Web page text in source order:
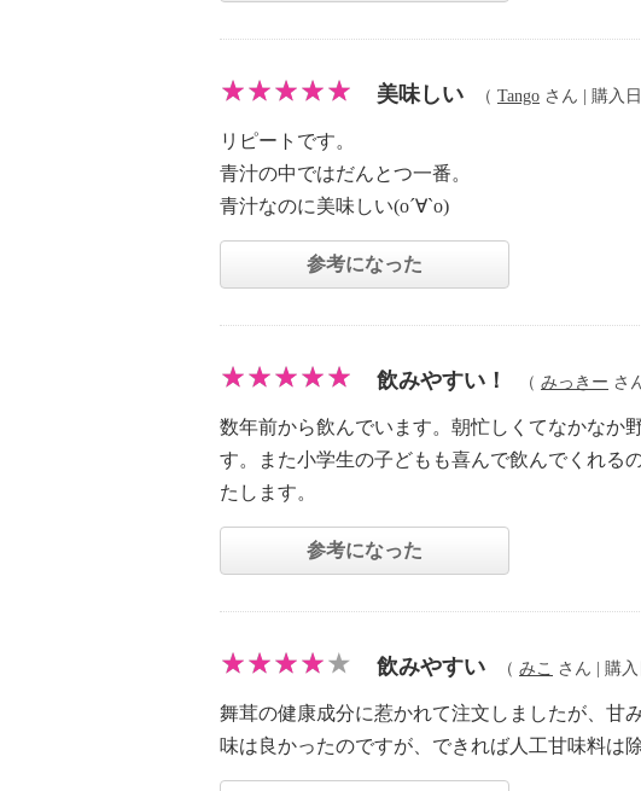
美味しい （ Tango さん | 購入
リピートです。
青汁の中ではだんとつ一番。
青汁なのに美味しい(о´∀`о)
参考になった
飲みやすい！ （ みっきー さ
数年前から飲んでいます。朝忙しくてなかなか
す。また小学生の子どもも喜んで飲んでくれる
たします。
参考になった
飲みやすい （ みこ さん | 購入
舞茸の健康成分に惹かれて注文しましたが、甘
味は良かったのですが、できれば人工甘味料は